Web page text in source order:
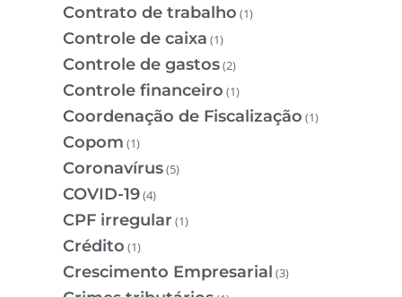
Contrato de trabalho (1)
Controle de caixa (1)
Controle de gastos(2)
Controle financeiro (1)
Coordenação de Fiscalização (1)
Copom (1)
Coronavírus(5)
COVID-19(4)
CPF irregular (1)
Crédito (1)
Crescimento Empresarial (3)